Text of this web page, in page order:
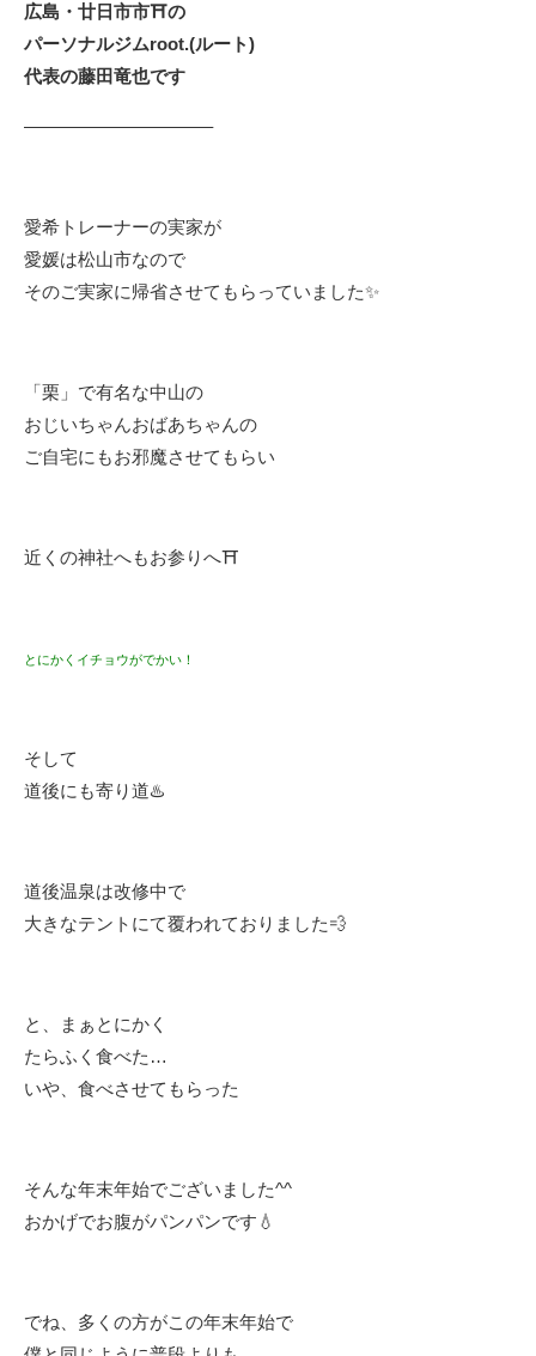
広島・廿日市市⛩の
パーソナルジムroot.(ルート)
代表の藤田竜也です
——————————–
愛希トレーナーの実家が
愛媛は松山市なので
そのご実家に帰省させてもらっていました✨
「栗」で有名な中山の
おじいちゃんおばあちゃんの
ご自宅にもお邪魔させてもらい
近くの神社へもお参りへ⛩
とにかくイチョウがでかい！
そして
道後にも寄り道♨️
道後温泉は改修中で
大きなテントにて覆われておりました💨
と、まぁとにかく
たらふく食べた…
いや、食べさせてもらった
そんな年末年始でございました^^
おかげでお腹がパンパンです💧
でね、多くの方がこの年末年始で